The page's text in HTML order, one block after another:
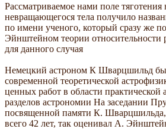
Рассматриваемое нами поле тяготения
невращающегося тела получило
по имени ученого, который сразу же
Эйнштейном теории относительности
для данного случая
Немецкий астроном К Шварцшильд
современной теоретической
ценных работ в области практической
разделов астрономии На заседании
посвященной памяти К. Шварцшильда,
всего 42 лет, так оценивал А.